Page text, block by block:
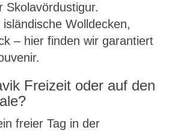
Skolavördustigur.
Wolldecken,
– hier finden wir garantiert
Freizeit oder auf den
freier Tag in der